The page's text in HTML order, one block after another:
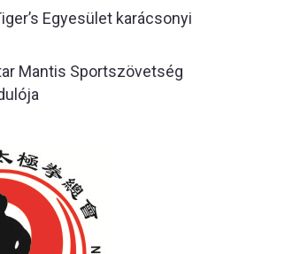
Egyesület karácsonyi
Mantis Sportszövetség